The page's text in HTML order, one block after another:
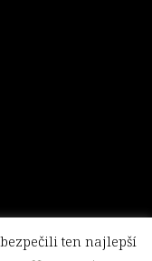
ten najlepší